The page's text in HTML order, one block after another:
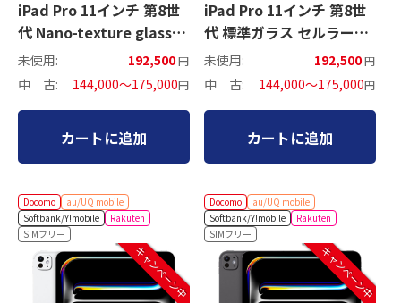
iPad Pro 11インチ 第8世
代 Nano-texture glass
Wi-Fiモデル
未使用: 192,500円
中 古: 144,000～175,000円
カートに追加
iPad Pro 11インチ 第8世
代 標準ガラス セルラーモ
デル
未使用: 192,500円
中 古: 144,000～175,000円
カートに追加
Docomo
au/UQ mobile
Softbank/Y!mobile
Rakuten
SIMフリー
キャンペーン中
Docomo
au/UQ mobile
Softbank/Y!mobile
Rakuten
SIMフリー
キャンペーン中